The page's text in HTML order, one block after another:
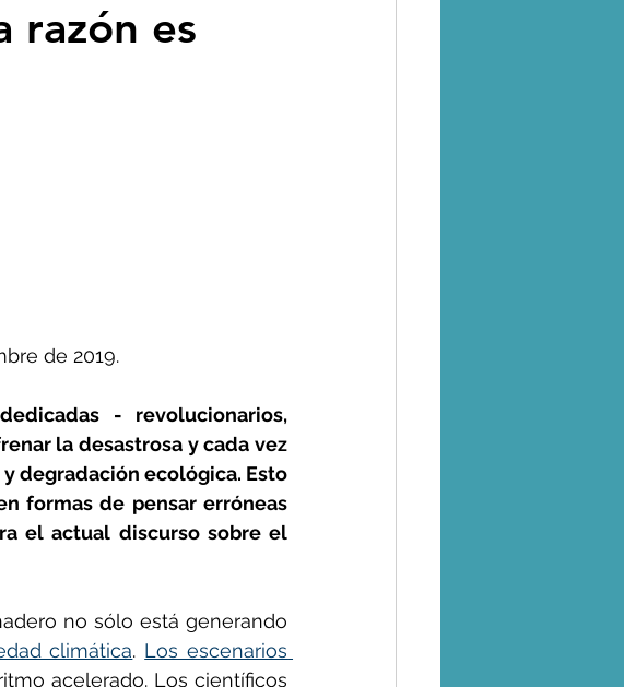
Desforestación - Uso de la Tierra
renovables
razón es
de 2019.
- revolucionarios,
la desastrosa y cada vez
degradación ecológica. Esto
formas de pensar erróneas
el actual discurso sobre el
no sólo está generando
climática. Los escenarios
acelerado. Los científicos